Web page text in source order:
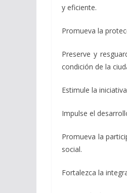
y eficiente.
Promueva la
Preserve y
condición de la
Estimule la
Impulse el
Promueva la
social.
Fortalezca la